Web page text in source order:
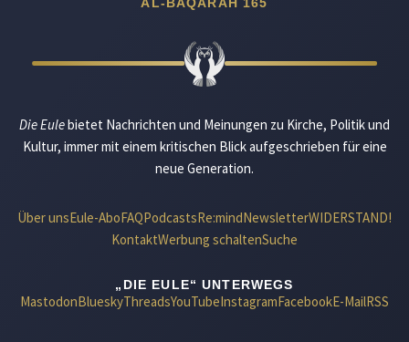
Die Eulebietet Nachrichten und Meinungen zu Kirche, Politik und
Kultur, immer mit einem kritischen Blick aufgeschrieben für eine
neue Generation.
Über unsEule-AboFAQPodcastsRe:mindNewsletterWIDERSTAND!
KontaktWerbung schaltenSuche
„DIE EULE“ UNTERWEGS
MastodonBlueskyThreadsYouTubeInstagramFacebookE-MailRSS